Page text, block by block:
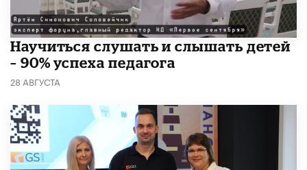
Научиться слушать и слышать детей
– 90% успеха педагога
28 АВГУСТА